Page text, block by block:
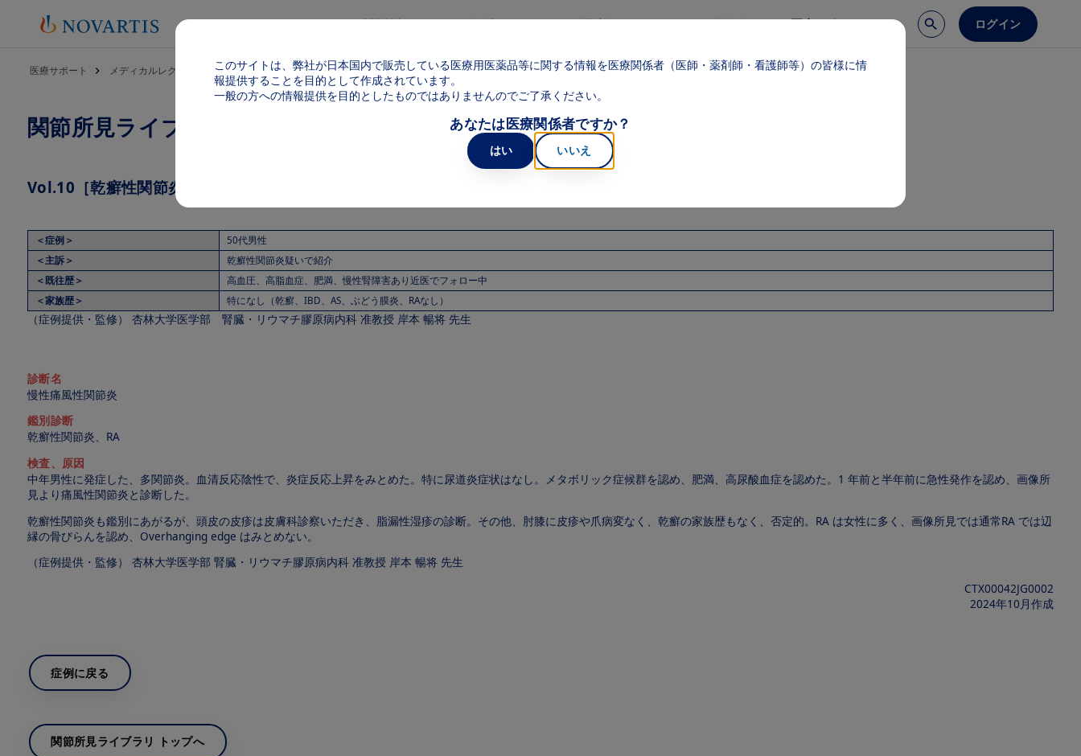
製品情報 領域 web講演会 web面談予約 医療サポート ログイン
パンくず
医療サポート メディカルレクチャー Joint Finding 関節所見ライブラリ Vol.10［乾癬性関節炎疑いで紹介：解説］
関節所見ライブラリ
Vol.10［乾癬性関節炎疑いで紹介：解説］【医療関係者用】
＜症例＞
50代男性
＜主訴＞
乾癬性関節炎疑いで紹介
＜既往歴＞
高血圧、高脂血症、肥満、慢性腎障害あり近医でフォロー中
＜家族歴＞
特になし（乾癬、IBD、AS、ぶどう膜炎、RAなし）
（症例提供・監修） 杏林大学医学部 腎臓・リウマチ膠原病内科 准教授 岸本 暢将 先生
診断名
慢性痛風性関節炎
鑑別診断
乾癬性関節炎、RA
検査、原因
中年男性に発症した、多関節炎。血清反応陰性で、炎症反応上昇をみとめた。特に尿道炎症状はなし。メタボリック症候群を認め、肥満、高尿酸血症を認めた。1 年前と半年前に急性発作を認め、画像所
見より痛風性関節炎と診断した。
乾癬性関節炎も鑑別にあがるが、頭皮の皮疹は皮膚科診察いただき、脂漏性湿疹の診断。その他、肘膝に皮疹や爪病変なく、乾癬の家族歴もなく、否定的。RA は女性に多く、画像所見では通常RA では辺
縁の骨びらんを認め、Overhanging edge はみとめない。
（症例提供・監修） 杏林大学医学部 腎臓・リウマチ膠原病内科 准教授 岸本 暢将 先生
CTX00042JG0002
2024年10月作成
症例に戻る
関節所見ライブラリ トップへ
このサイトは、弊社が日本国内で販売している医療用医薬品等に関する情報を医療関係者（医師・薬剤師・看護師等）の皆様に情
報提供することを目的として作成されています。
一般の方への情報提供を目的としたものではありませんのでご了承ください。
あなたは医療関係者ですか？
はい いいえ